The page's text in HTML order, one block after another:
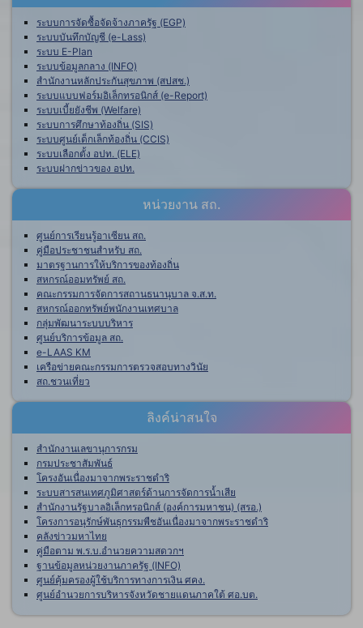
ระบบการจัดซื้อจัดจ้างภาครัฐ (EGP)
ระบบบันทึกบัญชี (e-Lass)
ระบบ E-Plan
ระบบข้อมูลกลาง (INFO)
สำนักงานหลักประกันสุขภาพ (สปสช.)
ระบบแบบฟอร์มอิเล็กทรอนิกส์ (e-Report)
ระบบเบี้ยยังชีพ (Welfare)
ระบบการศึกษาท้องถิ่น (SIS)
ระบบศูนย์เด็กเล็กท้องถิ่น (CCIS)
ระบบเลือกตั้ง อปท. (ELE)
ระบบฝากข่าวของ อปท.
หน่วยงาน สถ.
ศูนย์การเรียนรู้อาเซียน สถ.
คู่มือประชาชนสำหรับ สถ.
มาตรฐานการให้บริการของท้องถิ่น
สหกรณ์ออมทรัพย์ สถ.
คณะกรรมการจัดการสถานธนานุบาล จ.ส.ท.
สหกรณ์ออกทรัพย์พนักงานเทศบาล
กลุ่มพัฒนาระบบบริหาร
ศูนย์บริการข้อมูล สถ.
e-LAAS KM
เครือข่ายคณะกรรมการตรวจสอบทางวินัย
สถ.ชวนเที่ยว
ลิงค์น่าสนใจ
สำนักงานเลขานุการกรม
กรมประชาสัมพันธ์
โครงอันเนื่องมาจากพระราชดำริ
ระบบสารสนเทศภูมิศาสตร์ด้านการจัดการน้ำเสีย
สำนักงานรัฐบาลอิเล็กทรอนิกส์ (องค์การมหาชน) (สรอ.)
โครงการอนุรักษ์พันธุกรรมพืชอันเนื่องมาจากพระราชดำริ
คลังข่าวมหาไทย
คู่มือตาม พ.ร.บ.อำนวยความสดวกฯ
ฐานข้อมูลหน่วยงานภาครัฐ (INFO)
ศูนย์คุ้มครองผู้ใช้บริการทางการเงิน ศคง.
ศูนย์อำนวยการบริหารจังหวัดชายแดนภาคใต้ ศอ.บต.